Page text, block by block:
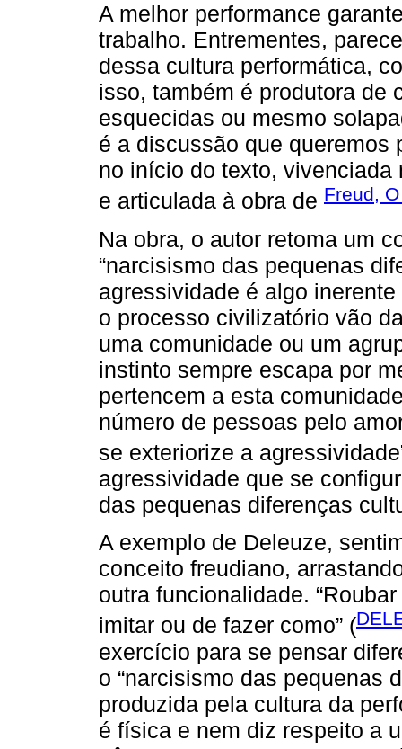
A melhor performance
trabalho. Entrementes,
dessa cultura performática,
isso, também é produtora de
esquecidas ou mesmo
é a discussão que queremos
no início do texto, vivenciada
e articulada à obra de Freud,
Na obra, o autor retoma um
“narcisismo das pequenas
agressividade é algo
o processo civilizatório vão
uma comunidade ou um
instinto sempre escapa por
pertencem a esta
número de pessoas pelo
se exteriorize a
agressividade que se
das pequenas diferenças
A exemplo de Deleuze,
conceito freudiano,
outra funcionalidade.
imitar ou de fazer como” (
exercício para se pensar
o “narcisismo das pequenas
produzida pela cultura da
é física e nem diz respeito a